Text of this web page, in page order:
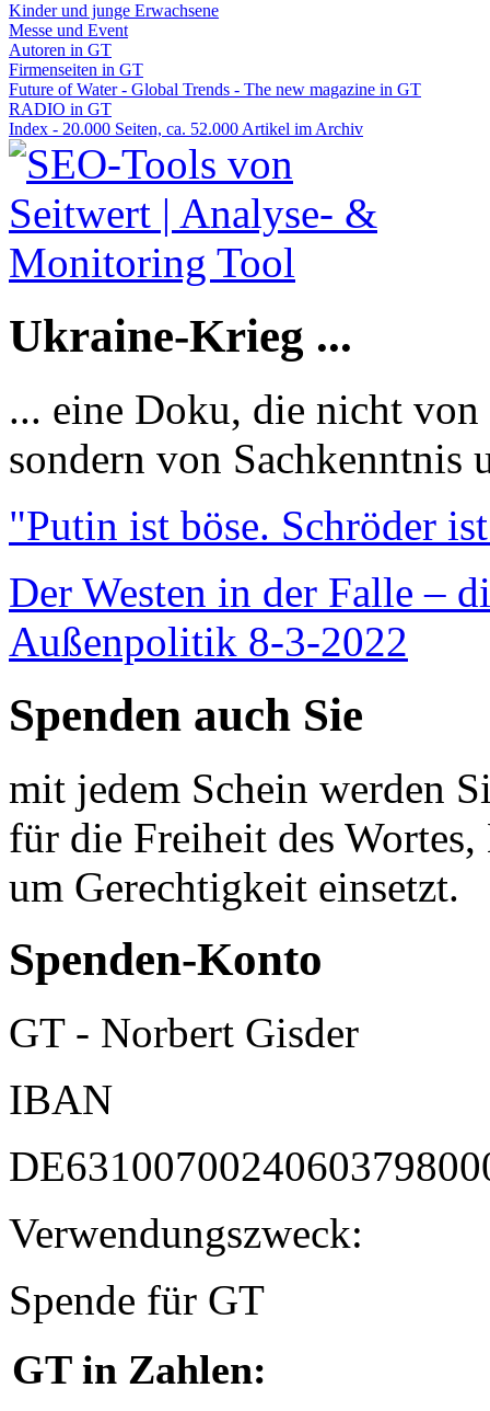
Kinder und junge Erwachsene
Messe und Event
Autoren in GT
Firmenseiten in GT
Future of Water - Global Trends - The new magazine in GT
RADIO in GT
Index - 20.000 Seiten, ca. 52.000 Artikel im Archiv
Ukraine-Krieg ...
... eine Doku, die nicht
sondern von Sachkenntnis
"Putin ist böse. Schröder
Der Westen in der Falle –
Außenpolitik 8-3-2022
Spenden auch Sie
mit jedem Schein werden
für die Freiheit des
um Gerechtigkeit einsetzt.
Spenden-Konto
GT - Norbert Gisder
IBAN
Verwendungszweck:
Spende für GT
GT in Zahlen: